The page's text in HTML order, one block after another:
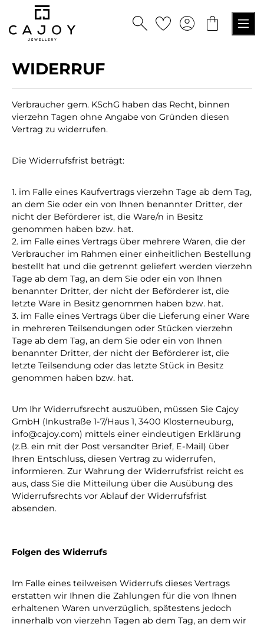
springen
WIDERRUF
Verbraucher gem. KSchG haben das Recht, binnen
vierzehn Tagen ohne Angabe von Gründen diesen
Vertrag zu widerrufen.
Die Widerrufsfrist beträgt:
1. im Falle eines Kaufvertrags vierzehn Tage ab dem Tag,
an dem Sie oder ein von Ihnen benannter Dritter, der
nicht der Beförderer ist, die Ware/n in Besitz
genommen haben bzw. hat.
2. im Falle eines Vertrags über mehrere Waren, die der
Verbraucher im Rahmen einer einheitlichen Bestellung
bestellt hat und die getrennt geliefert werden vierzehn
Tage ab dem Tag, an dem Sie oder ein von Ihnen
benannter Dritter, der nicht der Beförderer ist, die
letzte Ware in Besitz genommen haben bzw. hat.
3. im Falle eines Vertrags über die Lieferung einer Ware
in mehreren Teilsendungen oder Stücken vierzehn
Tage ab dem Tag, an dem Sie oder ein von Ihnen
benannter Dritter, der nicht der Beförderer ist, die
letzte Teilsendung oder das letzte Stück in Besitz
genommen haben bzw. hat.
Um Ihr Widerrufsrecht auszuüben, müssen Sie Cajoy
GmbH (Inkustraße 1-7/Haus 1, 3400 Klosterneuburg,
info@cajoy.com) mittels einer eindeutigen Erklärung
(z.B. ein mit der Post versandter Brief, E-Mail) über
Ihren Entschluss, diesen Vertrag zu widerrufen,
informieren. Zur Wahrung der Widerrufsfrist reicht es
aus, dass Sie die Mitteilung über die Ausübung des
Widerrufsrechts vor Ablauf der Widerrufsfrist
absenden.
Folgen des Widerrufs
Im Falle eines teilweisen Widerrufs dieses Vertrags
erstatten wir Ihnen die Zahlungen für die von Ihnen
erhaltenen Waren unverzüglich, spätestens jedoch
innerhalb von vierzehn Tagen ab dem Tag, an dem wir